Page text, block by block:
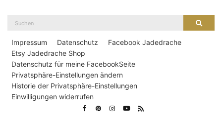
Suche
Impressum Datenschutz
Facebook Jadedrache
Etsy Jadedrache Shop
Datenschutz für meine FacebookSeite
Privatsphäre-Einstellungen ändern
Historie der Privatsphäre-Einstellungen
Einwilligungen widerrufen